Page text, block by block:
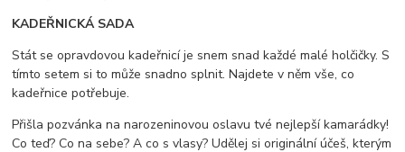
KADEŘNICKÁ SADA
Stát se opravdovou kadeřnicí je snem snad každé malé holčičky. S
tímto setem si to může snadno splnit. Najdete v něm vše, co
kadeřnice potřebuje.
Přišla pozvánka na narozeninovou oslavu tvé nejlepší kamarádky!
Co teď? Co na sebe? A co s vlasy? Udělej si originální účeš, kterým